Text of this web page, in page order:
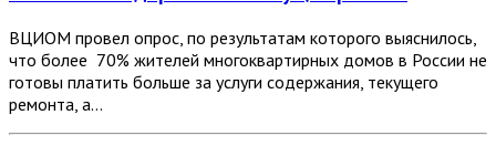
ВЦИОМ провел опрос, по результатам которого выяснилось,
что более 70% жителей многоквартирных домов в России не
готовы платить больше за услуги содержания, текущего
ремонта, а…